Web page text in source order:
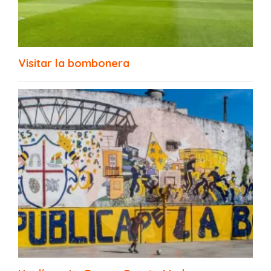
La Boca
Visitar la bombonera